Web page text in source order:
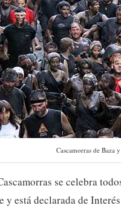
Cascamorras de Baza
se celebra
y está declarada de